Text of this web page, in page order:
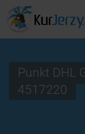
Punkt DHL
4517220